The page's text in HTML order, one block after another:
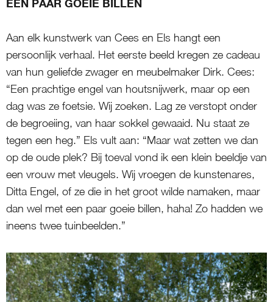
EEN PAAR GOEIE BILLEN
Aan elk kunstwerk van Cees en Els hangt een
persoonlijk verhaal. Het eerste beeld kregen ze cadeau
van hun geliefde zwager en meubelmaker Dirk. Cees:
“Een prachtige engel van houtsnijwerk, maar op een
dag was ze foetsie. Wij zoeken. Lag ze verstopt onder
de begroeiing, van haar sokkel gewaaid. Nu staat ze
tegen een heg.” Els vult aan: “Maar wat zetten we dan
op de oude plek? Bij toeval vond ik een klein beeldje van
een vrouw met vleugels. Wij vroegen de kunstenares,
Ditta Engel, of ze die in het groot wilde namaken, maar
dan wel met een paar goeie billen, haha! Zo hadden we
ineens twee tuinbeelden.”